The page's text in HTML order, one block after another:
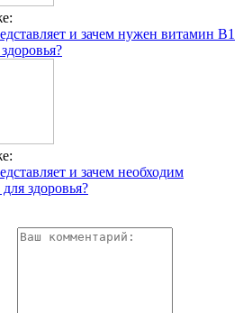
и зачем нужен витамин В1
и зачем необходим
здоровья?